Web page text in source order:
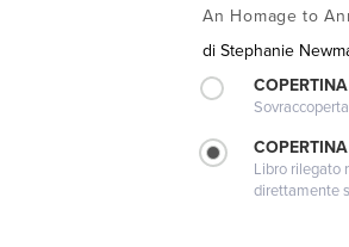
An Homage to
di Stephanie
Libro rilegato
direttamente